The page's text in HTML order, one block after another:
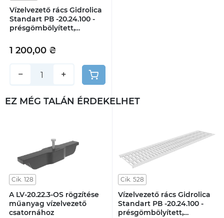
Vízelvezető rács Gidrolica
Standart РВ -20.24.100 -
présgömbölyített,
osztályú
1 200,00 ₴
− +
EZ MÉG TALÁN ÉRDEKELHET
Cik. 128
A LV-20.22.3-OS rögzítése
műanyag vízelvezető
csatornához
Cik. 528
Vízelvezető rács Gidrolica
Standart РВ -20.24.100 -
présgömbölyített,